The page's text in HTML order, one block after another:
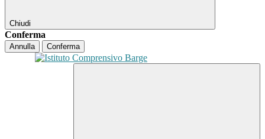
Chiudi
Conferma
Annulla Conferma